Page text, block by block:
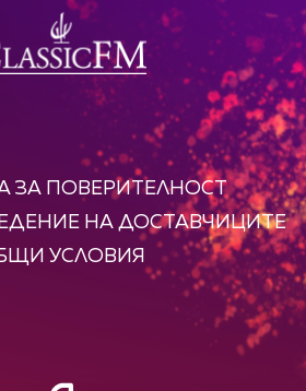
ЗА ПОВЕРИТЕЛНОСТ
НА ДОСТАВЧИЦИТЕ
УСЛОВИЯ